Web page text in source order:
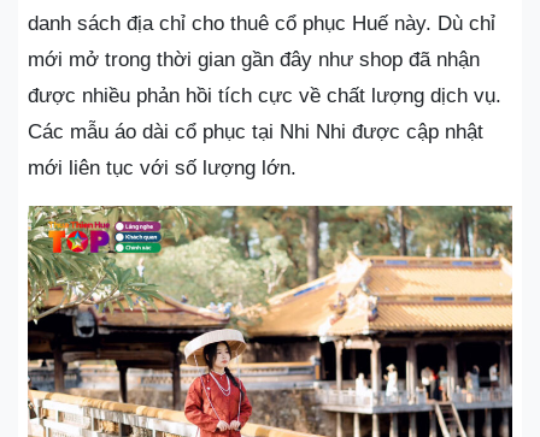
danh sách địa chỉ cho thuê cổ phục Huế này. Dù chỉ
mới mở trong thời gian gần đây như shop đã nhận
được nhiều phản hồi tích cực về chất lượng dịch vụ.
Các mẫu áo dài cổ phục tại Nhi Nhi được cập nhật
mới liên tục với số lượng lớn.